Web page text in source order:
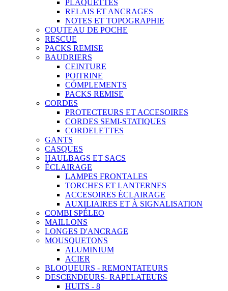
PLAQUETTES
RELAIS ET ANCRAGES
NOTES ET TOPOGRAPHIE
COUTEAU DE POCHE
RESCUE
PACKS REMISE
BAUDRIERS
CEINTURE
POITRINE
CÓMPLEMENTS
PACKS REMISE
CORDES
PROTECTEURS ET ACCESOIRES
CORDES SEMI-STATIQUES
CORDELETTES
GANTS
CASQUES
HAULBAGS ET SACS
ÉCLAIRAGE
LAMPES FRONTALES
TORCHES ET LANTERNES
ACCESOIRES ÉCLAIRAGE
AUXILIAIRES ET À SIGNALISATION
COMBI SPÉLEO
MAILLONS
LONGES D'ANCRAGE
MOUSQUETONS
ALUMINIUM
ACIER
BLOQUEURS - REMONTATEURS
DESCENDEURS- RAPELATEURS
HUITS - 8